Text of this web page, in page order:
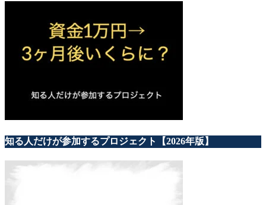
知る人だけが参加するプロジェクト【2026年版】